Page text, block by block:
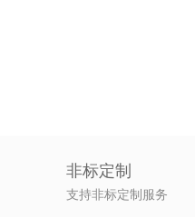
非标定制
支持非标定制服务